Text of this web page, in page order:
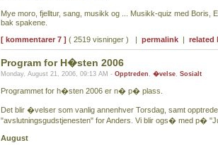
Mye moro, fjelltur, sang, musikk og ... Musikk-quiz med Boris,
bak spakene.
[ kommentarer 7 ] ( 2519 visninger ) | permalink | related
Program for H�sten 2006
Monday, August 21, 2006, 09:13 AM - Opptreden , �velse, Sosialt
Programmet for h�sten 2006 er n� p� plass.
Det blir �velser som vanlig annenhver Torsdag, samt
"avslutningsgudstjenesten" for Anders. Vi blir ogs� med p�
August